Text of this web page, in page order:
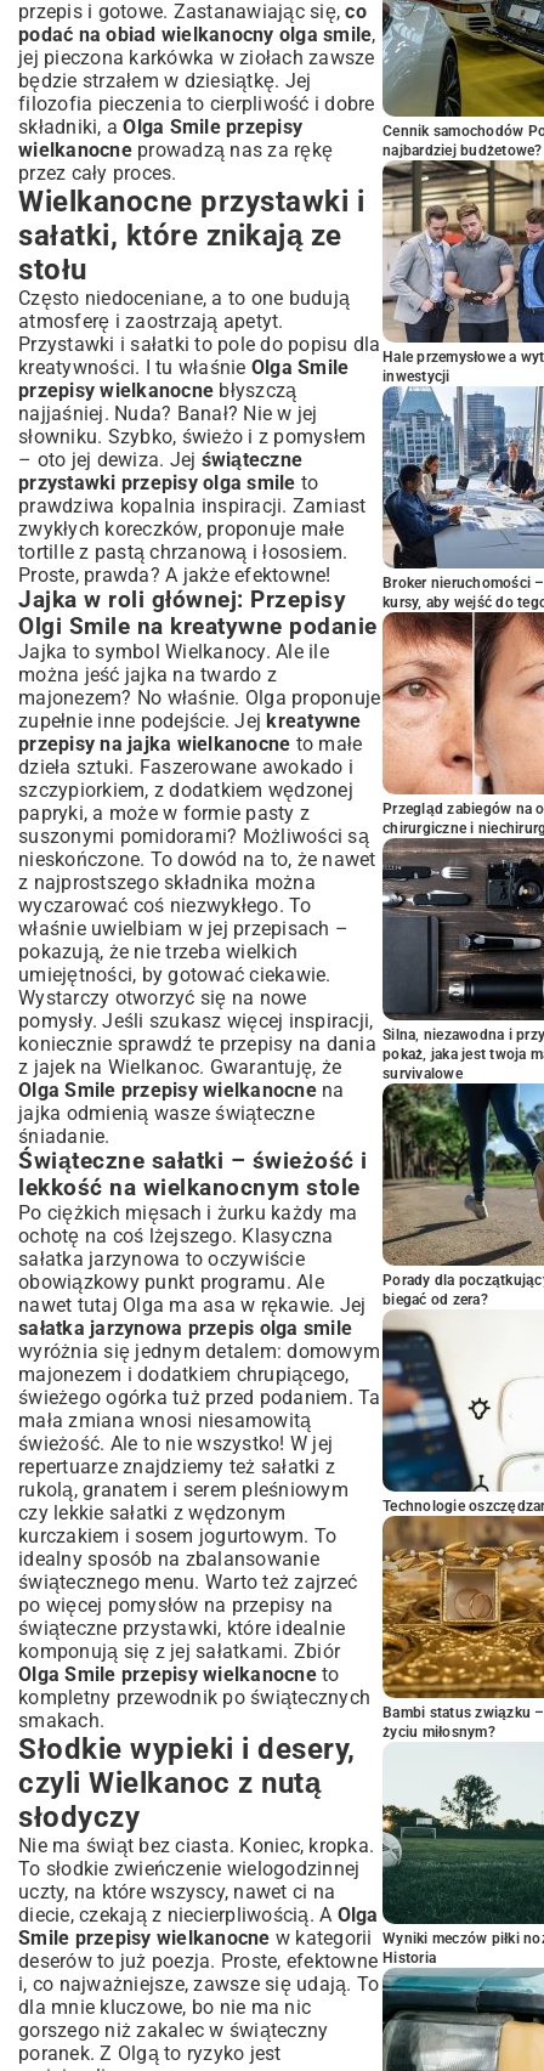
przepis i gotowe. Zastanawiając się,co
podać na obiad wielkanocny olga smile,
jej pieczona karkówka w ziołach zawsze
będzie strzałem w dziesiątkę. Jej
filozofia pieczenia to cierpliwość i dobre
składniki, aOlga Smile przepisy
wielkanocneprowadzą nas za rękę
przez cały proces.
Wielkanocne przystawki i
sałatki, które znikają ze
stołu
Często niedoceniane, a to one budują
atmosferę i zaostrzają apetyt.
Przystawki i sałatki to pole do popisu dla
kreatywności. I tu właśnie Olga Smile
przepisy wielkanocne błyszczą
najjaśniej. Nuda? Banał? Nie w jej
słowniku. Szybko, świeżo i z pomysłem
– oto jej dewiza. Jej świąteczne
przystawki przepisy olga smile to
prawdziwa kopalnia inspiracji. Zamiast
zwykłych koreczków, proponuje małe
tortille z pastą chrzanową i łososiem.
Proste, prawda? A jakże efektowne!
Jajka w roli głównej: Przepisy
Olgi Smile na kreatywne podanie
Jajka to symbol Wielkanocy. Ale ile
można jeść jajka na twardo z
majonezem? No właśnie. Olga proponuje
zupełnie inne podejście. Jejkreatywne
przepisy na jajka wielkanocne to małe
dzieła sztuki. Faszerowane awokado i
szczypiorkiem, z dodatkiem wędzonej
papryki, a może w formie pasty z
suszonymi pomidorami? Możliwości są
nieskończone. To dowód na to, że nawet
z najprostszego składnika można
wyczarować coś niezwykłego. To
właśnie uwielbiam w jej przepisach –
pokazują, że nie trzeba wielkich
umiejętności, by gotować ciekawie.
Wystarczy otworzyć się na nowe
pomysły. Jeśli szukasz więcej inspiracji,
koniecznie sprawdź te przepisy na dania
z jajek na Wielkanoc. Gwarantuję, że
Olga Smile przepisy wielkanocnena
jajka odmienią wasze świąteczne
śniadanie.
Świąteczne sałatki – świeżość i
lekkość na wielkanocnym stole
Po ciężkich mięsach i żurku każdy ma
ochotę na coś lżejszego. Klasyczna
sałatka jarzynowa to oczywiście
obowiązkowy punkt programu. Ale
nawet tutaj Olga ma asa w rękawie. Jej
sałatka jarzynowa przepis olga smile
wyróżnia się jednym detalem: domowym
majonezem i dodatkiem chrupiącego,
świeżego ogórka tuż przed podaniem. Ta
mała zmiana wnosi niesamowitą
świeżość. Ale to nie wszystko! W jej
repertuarze znajdziemy też sałatki z
rukolą, granatem i serem pleśniowym
czy lekkie sałatki z wędzonym
kurczakiem i sosem jogurtowym. To
idealny sposób na zbalansowanie
świątecznego menu. Warto też zajrzeć
po więcej pomysłów na przepisy na
świąteczne przystawki, które idealnie
komponują się z jej sałatkami. Zbiór
Olga Smile przepisy wielkanocneto
kompletny przewodnik po świątecznych
smakach.
Słodkie wypieki i desery,
czyli Wielkanoc z nutą
słodyczy
Nie ma świąt bez ciasta. Koniec, kropka.
To słodkie zwieńczenie wielogodzinnej
uczty, na które wszyscy, nawet ci na
diecie, czekają z niecierpliwością. A Olga
Smile przepisy wielkanocne w kategorii
deserów to już poezja. Proste, efektowne
i, co najważniejsze, zawsze się udają. To
dla mnie kluczowe, bo nie ma nic
gorszego niż zakalec w świąteczny
poranek. Z Olgą to ryzyko jest
Cennik samochodów
najbardziej budżetowe?
Hale przemysłowe a
inwestycji
Broker nieruchomości
kursy, aby wejść do
Przegląd zabiegów na
chirurgiczne i
Silna, niezawodna i
pokaż, jaka jest twoja
survivalowe
Porady dla
biegać od zera?
Technologie
Bambi status związku
życiu miłosnym?
Wyniki meczów piłki
Historia